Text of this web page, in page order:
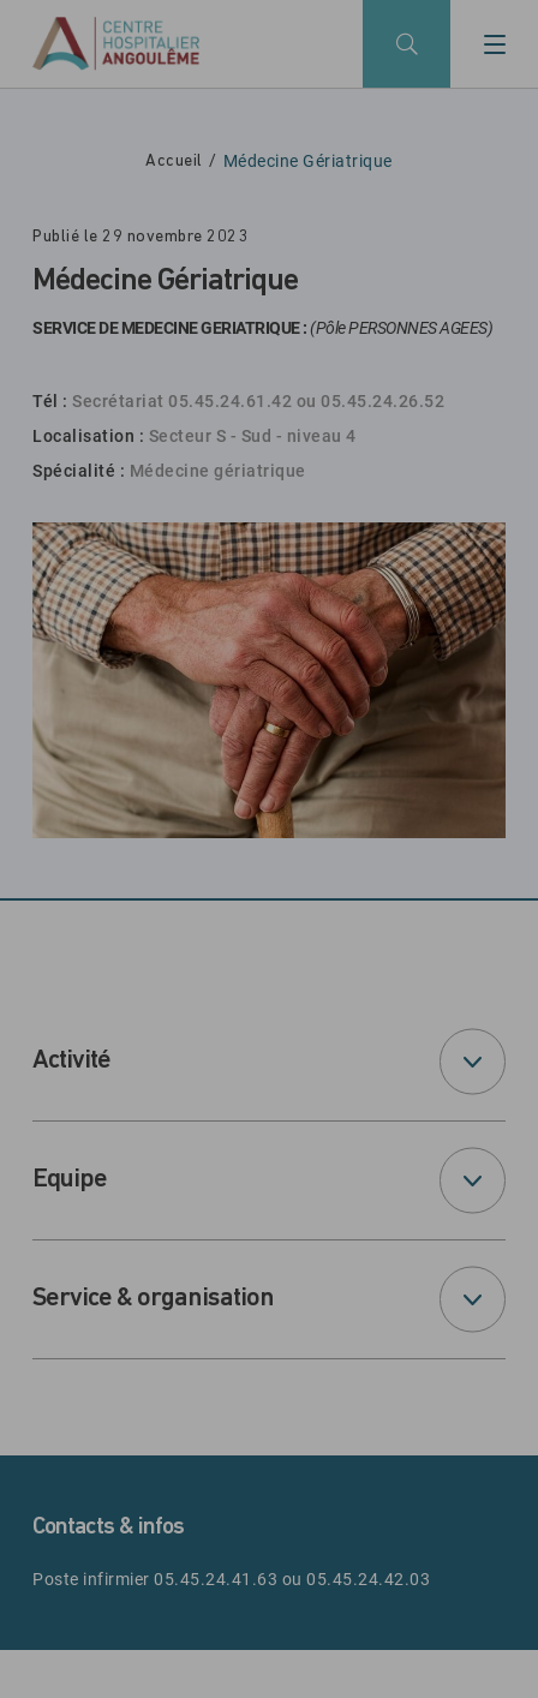
Accueil Médecine Gériatrique
Publié le 29 novembre 2023
Médecine Gériatrique
SERVICE DE MEDECINE GERIATRIQUE : (Pôle PERSONNES AGEES)
Tél : Secrétariat 05.45.24.61.42 ou 05.45.24.26.52
Localisation : Secteur S - Sud - niveau 4
Spécialité : Médecine gériatrique
Activité
Equipe
Service & organisation
Contacts & infos
Poste infirmier 05.45.24.41.63 ou 05.45.24.42.03